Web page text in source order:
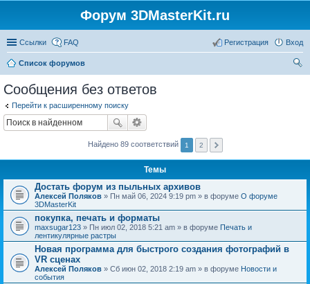
Форум 3DMasterKit.ru
Ссылки FAQ Вход
Регистрация
Список форумов
Сообщения без ответов
Перейти к расширенному поиску
Найдено 89 соответствий 1 2
Темы
Достать форум из пыльных архивов
Алексей Поляков » Пн май 06, 2024 9:19 pm » в форуме О форуме
3DMasterKit
покупка, печать и форматы
maxsugar123 » Пн июл 02, 2018 5:21 am » в форуме Печать и
лентикулярные растры
Новая программа для быстрого создания фотографий в
VR сценах
Алексей Поляков » Сб июн 02, 2018 2:19 am » в форуме Новости и
события